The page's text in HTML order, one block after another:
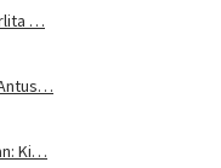
…
Ki…